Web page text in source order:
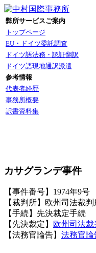
弊所サービスご案内
トップページ
EU・ドイツ委託調査
ドイツ語法務・認証翻訳
ドイツ語現地通訳派遣
参考情報
代表者経歴
事務所概要
訳書資料集
カサグランデ事件
【事件番号】1974年9号
【裁判所】欧州司法裁判
【手続】先決裁定手続
【先決裁定】 欧州司法
【法務官論告】 法務官論